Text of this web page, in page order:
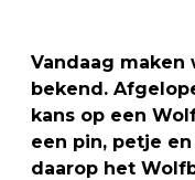
Vandaag maken
bekend.
kans op een
een pin, petje
daarop het